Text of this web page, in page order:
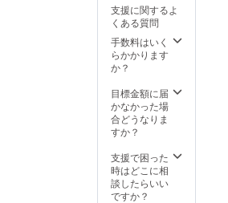
支援に関するよ
くある質問
手数料はいく
らかかります
か？
目標金額に届
かなかった場
合どうなりま
すか？
支援で困った
時はどこに相
談したらいい
ですか？